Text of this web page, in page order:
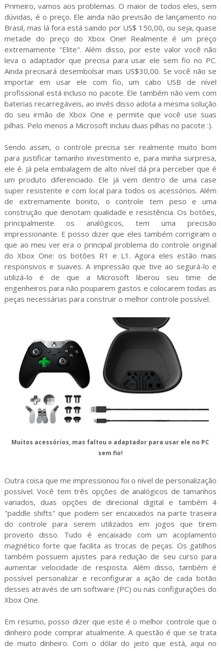
Primeiro, vamos aos problemas. O maior de todos eles, sem
dúvidas, é o preço. Ele ainda não previsão de lançamento no
Brasil, mas lá fora está saindo por US$ 150,00, ou seja, quase
metade do preço do Xbox One! Realmente é um preço
extremamente "Elite". Além disso, por este valor você não
leva o adaptador que precisa para usar ele sem fio no PC.
Ainda precisará desembolsar mais US$30,00. Se você não se
importar em usar ele com fio, um cabo USB de nível
profissional está incluso no pacote. Ele também não vem com
baterias recarregáveis, ao invés disso adota a mesma solução
do seu irmão de Xbox One e permite que você use suas
pilhas. Pelo menos a Microsoft incluiu duas pilhas no pacote :).
Sendo assim, o controle precisa ser realmente muito bom
para justificar tamanho investimento e, para minha surpresa,
ele é. Já pela embalagem de alto nível dá pra perceber que é
um produto diferenciado. Ele já vem dentro de uma case
super resistente e com local para todos os acessórios. Além
de extremamente bonito, o controle tem peso e uma
construção que denotam qualidade e resistência. Os botões,
principalmente os analógicos, tem uma precisão
impressionante. E posso dizer que eles também corrigiram o
que ao meu ver era o principal problema do controle original
do Xbox One: os botões R1 e L1. Agora eles estão mais
responsivos e suaves. A impressão que tive ao segurá-lo e
utilizá-lo é de que a Microsoft liberou seu time de
engenheiros para não pouparem gastos e colocarem todas as
peças necessárias para construir o melhor controle possível.
Muitos acessórios, mas faltou o adaptador para usar ele no PC
sem fio!
Outra coisa que me impressionou foi o nível de personalização
possível. Você tem três opções de analógicos de tamanhos
variados, duas opções de direcional digital e também 4
"paddle shifts" que podem ser encaixados na parte traseira
do controle para serem utilizados em jogos que tirem
proveito disso. Tudo é encaixado com um acoplamento
magnético forte que facilita as trocas de peças. Os gatilhos
também possuem ajustes para redução de seu curso para
aumentar velocidade de resposta. Além disso, também é
possível personalizar e reconfigurar a ação de cada botão
desses através de um software (PC) ou nas configurações do
Xbox One.
Em resumo, posso dizer que este é o melhor controle que o
dinheiro pode comprar atualmente. A questão é que se trata
de muito dinheiro. Com o dólar do jeito que está, aqui no